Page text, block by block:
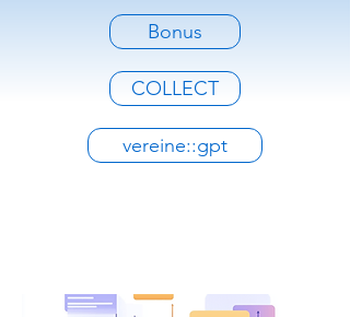
Bonus
COLLECT
vereine::gpt